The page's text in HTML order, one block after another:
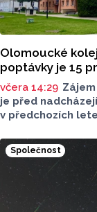
Olomoucké
poptávky je 15
včera 14:29
je před
v předchozích
ČTK mluvčí
Havrlant.
zhruba 4300, o
navýší příští rok
doplnil mluvčí.
Společnost